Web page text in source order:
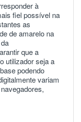
à
fiel possível na
as
de amarelo na
que a
utilizador seja a
podendo
variam